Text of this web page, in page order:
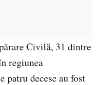
Civilă, 31 dintre
regiunea
patru decese au fost